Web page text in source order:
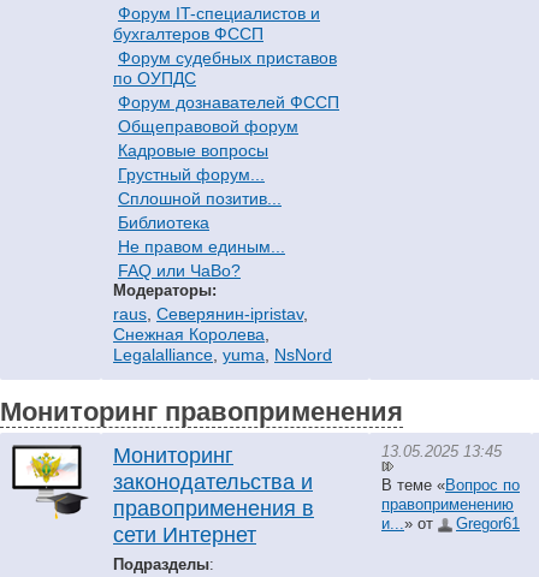
Форум IT-специалистов и
бухгалтеров ФССП
Форум судебных приставов
по ОУПДС
Форум дознавателей ФССП
Общеправовой форум
Кадровые вопросы
Грустный форум...
Сплошной позитив...
Библиотека
Не правом единым...
FAQ или ЧаВо?
Модераторы:
raus Северянин-ipristav,
Снежная Королева
Legalalliance yuma NsNord
Мониторинг правоприменения
Мониторинг
законодательства и
правоприменения в
сети Интернет
Подразделы:
13.05.2025 13:45
В теме «Вопрос по
правоприменению
и...» от Gregor61